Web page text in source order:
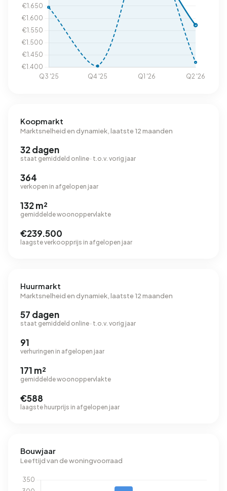
Koopmarkt
Marktsnelheid en dynamiek, laatste 12 maanden
32 dagen
staat gemiddeld online · t.o.v. vorig jaar
364
verkopen in afgelopen jaar
132 m²
gemiddelde woonoppervlakte
€239.500
laagste verkoopprijs in afgelopen jaar
Huurmarkt
Marktsnelheid en dynamiek, laatste 12 maanden
57 dagen
staat gemiddeld online · t.o.v. vorig jaar
91
verhuringen in afgelopen jaar
171 m²
gemiddelde woonoppervlakte
€588
laagste huurprijs in afgelopen jaar
Bouwjaar
Leeftijd van de woningvoorraad